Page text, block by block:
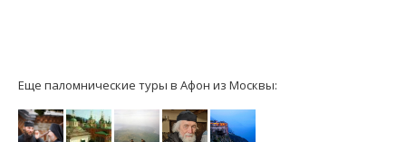
Еще паломнические туры в Афон из Москвы: